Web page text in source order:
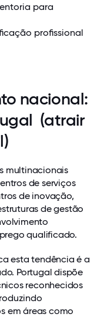
para
profissional
nacional:
(atrair
multinacionais
de serviços
de inovação,
de gestão
qualificado.
esta tendência é a
Portugal dispõe
reconhecidos
em áreas como